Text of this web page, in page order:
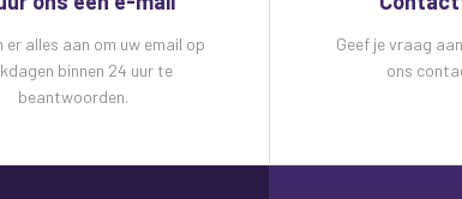
er alles aan om uw email op
binnen 24 uur te
beantwoorden.
Geef je vraag
ons